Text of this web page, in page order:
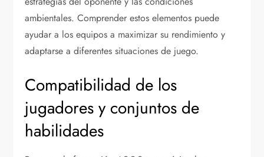
ambientales. Comprender estos elementos puede
ayudar a los equipos a maximizar su rendimiento y
adaptarse a diferentes situaciones de juego.
Compatibilidad de los
jugadores y conjuntos de
habilidades